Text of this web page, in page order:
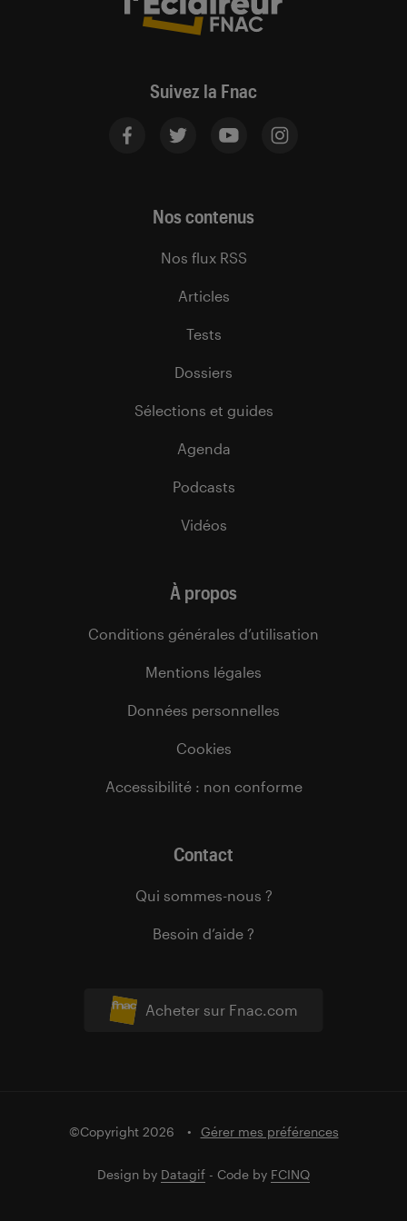
Suivez la Fnac
Acheter sur Fnac.com
Nos contenus
Nos flux RSS
Articles
Tests
Dossiers
Sélections et guides
Agenda
Podcasts
Vidéos
À propos
Conditions générales d’utilisation
Mentions légales
Données personnelles
Cookies
Accessibilité : non conforme
Contact
Qui sommes-nous ?
Besoin d’aide ?
©Copyright 2026 Gérer mes préférences
Design by Datagif - Code by FCINQ